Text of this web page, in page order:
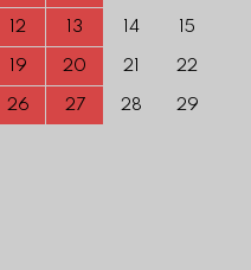
12 13 14 15
19 20 21 22
26 27 28 29
The red mark is